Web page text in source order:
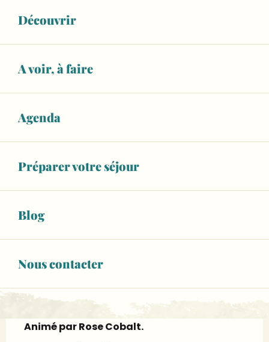
Découvrir
A voir, à faire
Agenda
Préparer votre séjour
Blog
Nous contacter
Voir tous les tarifs
02 43 48 07
Animé par Rose Cobalt.